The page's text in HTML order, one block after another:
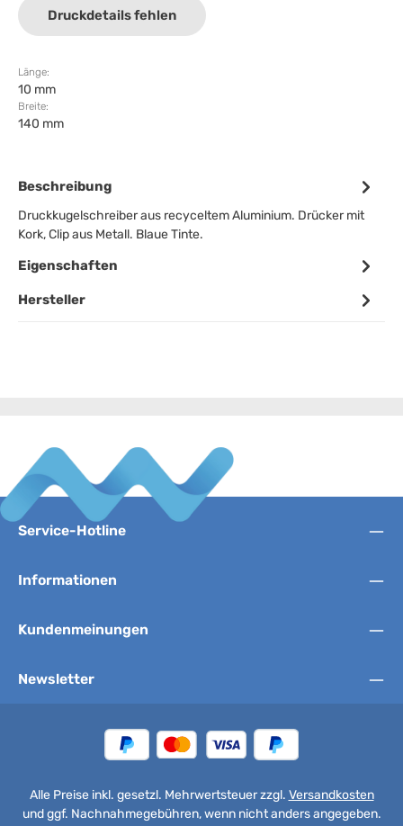
Druckdetails fehlen
Länge:
10 mm
Breite:
140 mm
Beschreibung
Druckkugelschreiber aus recyceltem Aluminium. Drücker mit
Kork, Clip aus Metall. Blaue Tinte.
Eigenschaften
Hersteller
Service-Hotline
Informationen
Kundenmeinungen
Newsletter
Alle Preise inkl. gesetzl. Mehrwertsteuer zzgl. Versandkosten
und ggf. Nachnahmegebühren, wenn nicht anders angegeben.